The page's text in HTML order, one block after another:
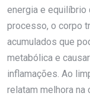
energia e equilíbrio
processo, o corpo
acumulados que
metabólica e
inflamações. Ao
relatam melhora na